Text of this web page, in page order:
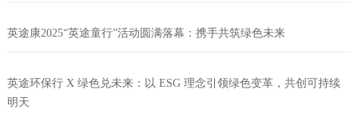
英途康2025“英途童行”活动圆满落幕：携手共筑绿色未来
英途环保行 X 绿色兑未来：以 ESG 理念引领绿色变革，共创可持续
明天